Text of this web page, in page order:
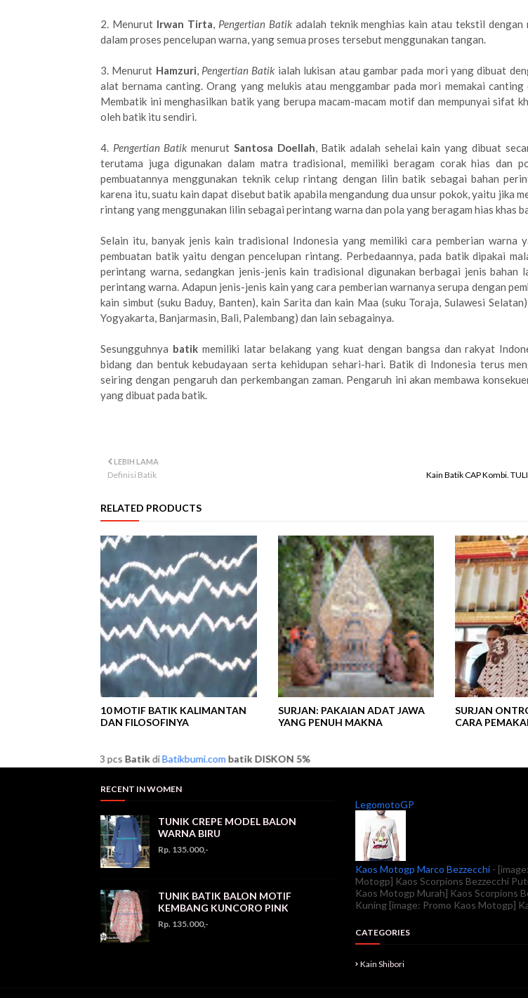
2. Menurut Irwan Tirta, Pengertian Batikadalah teknik menghias kain atau tekstil dengan
dalam proses pencelupan warna, yang semua proses tersebut menggunakan tangan.
3. Menurut Hamzuri, Pengertian Batik ialah lukisan atau gambar pada mori yang dibuat
alat bernama canting. Orang yang melukis atau menggambar pada mori memakai canting
Membatik ini menghasilkan batik yang berupa macam-macam motif dan mempunyai sifat
oleh batik itu sendiri.
4. Pengertian Batik menurut Santosa Doellah, Batik adalah sehelai kain yang dibuat
terutama juga digunakan dalam matra tradisional, memiliki beragam corak hias dan
pembuatannya menggunakan teknik celup rintang dengan lilin batik sebagai bahan
karena itu, suatu kain dapat disebut batik apabila mengandung dua unsur pokok, yaitu jika
rintang yang menggunakan lilin sebagai perintang warna dan pola yang beragam hias khas
Selain itu, banyak jenis kain tradisional Indonesia yang memiliki cara pemberian warna
pembuatan batik yaitu dengan pencelupan rintang. Perbedaannya, pada batik dipakai
perintang warna, sedangkan jenis-jenis kain tradisional digunakan berbagai jenis bahan
perintang warna. Adapun jenis-jenis kain yang cara pemberian warnanya serupa dengan
kain simbut (suku Baduy, Banten), kain Sarita dan kain Maa (suku Toraja, Sulawesi
Yogyakarta, Banjarmasin, Bali, Palembang) dan lain sebagainya.
Sesungguhnya batikmemiliki latar belakang yang kuat dengan bangsa dan rakyat
bidang dan bentuk kebudayaan serta kehidupan sehari-hari. Batik di Indonesia terus
seiring dengan pengaruh dan perkembangan zaman. Pengaruh ini akan membawa
yang dibuat pada batik.
Kain Batik CAP Kombi.
LEBIH LAMA
Definisi Batik
RELATED PRODUCTS
10 MOTIF BATIK KALIMANTAN
DAN FILOSOFINYA
SURJAN: PAKAIAN ADAT JAWA
YANG PENUH MAKNA
SURJAN
CARA
Batik diBatikbumi.combatik DISKON 5%
RECENT IN WOMEN
TUNIK CREPE MODEL BALON
WARNA BIRU
Rp. 135.000,-
TUNIK BATIK BALON MOTIF
KEMBANG KUNCORO PINK
Rp. 135.000,-
LegomotoGP
Kaos Motogp Marco Bezzecchi -
Motogp] Kaos Scorpions Bezzecchi
Kaos Motogp Murah] Kaos Scorpions
Kuning [image: Promo Kaos Motogp]
CATEGORIES
Kain Shibori